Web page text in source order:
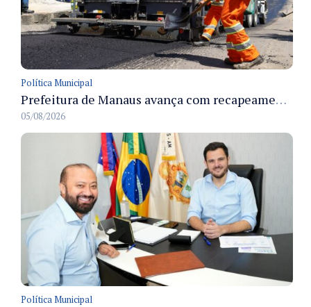
Política Municipal
Prefeitura de Manaus avança com recapeamento no Parque Rio Solimões e cobre cerca de 30 ruas
05/08/2026
Política Municipal